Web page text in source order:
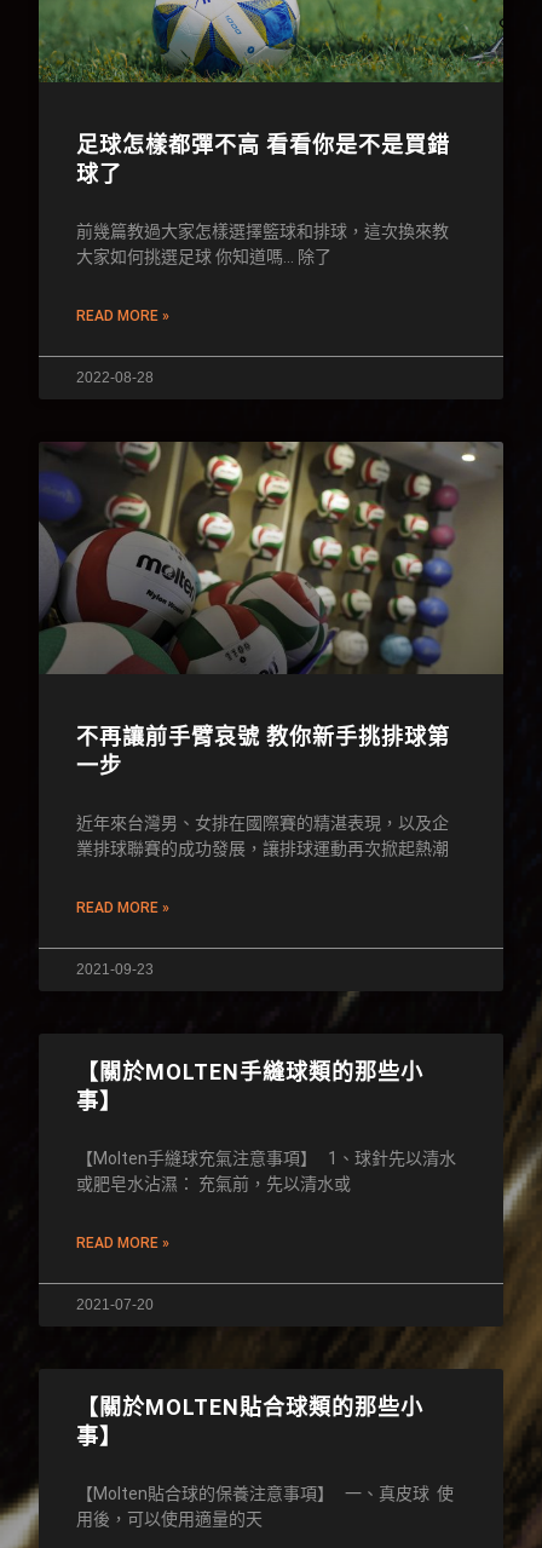
足球怎樣都彈不高 看看你是不是買錯
球了
前幾篇教過大家怎樣選擇籃球和排球，這次換來教
大家如何挑選足球 你知道嗎… 除了
READ MORE »
2022-08-28
不再讓前手臂哀號 教你新手挑排球第
一步
近年來台灣男、女排在國際賽的精湛表現，以及企
業排球聯賽的成功發展，讓排球運動再次掀起熱潮
READ MORE »
2021-09-23
【關於MOLTEN手縫球類的那些小
事】
【Molten手縫球充氣注意事項】 1、球針先以清水
或肥皂水沾濕： 充氣前，先以清水或
READ MORE »
2021-07-20
【關於MOLTEN貼合球類的那些小
事】
【Molten貼合球的保養注意事項】 一、真皮球 使
用後，可以使用適量的天